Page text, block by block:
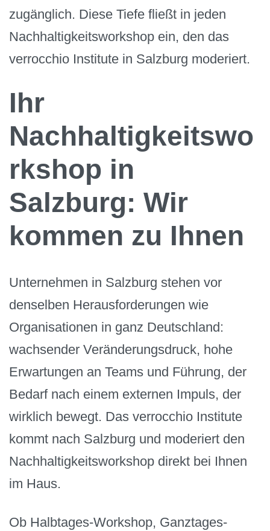
zugänglich. Diese Tiefe fließt in jeden
Nachhaltigkeitsworkshop ein, den das
verrocchio Institute in Salzburg moderiert.
Ihr
Nachhaltigkeitswo
rkshop in
Salzburg: Wir
kommen zu Ihnen
Unternehmen in Salzburg stehen vor
denselben Herausforderungen wie
Organisationen in ganz Deutschland:
wachsender Veränderungsdruck, hohe
Erwartungen an Teams und Führung, der
Bedarf nach einem externen Impuls, der
wirklich bewegt. Das verrocchio Institute
kommt nach Salzburg und moderiert den
Nachhaltigkeitsworkshop direkt bei Ihnen
im Haus.
Ob Halbtages-Workshop, Ganztages-